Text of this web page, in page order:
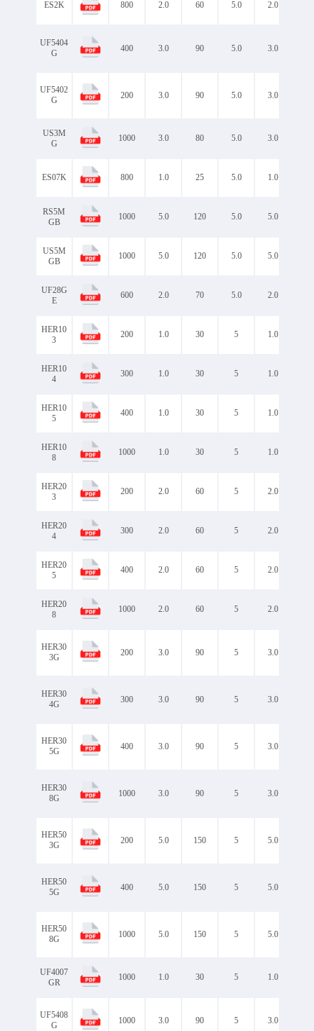
ES2K 800 2.0 60 5.0 2.0
UF5404
G
400 3.0 90 5.0 3.0
UF5402
G
200 3.0 90 5.0 3.0
US3M
G
1000 3.0 80 5.0 3.0
ES07K 800 1.0 25 5.0 1.0
RS5M
GB
1000 5.0 120 5.0 5.0
US5M
GB
1000 5.0 120 5.0 5.0
UF28G
E
600 2.0 70 5.0 2.0
HER10
3
200 1.0 30 5 1.0
HER10
4
300 1.0 30 5 1.0
HER10
5
400 1.0 30 5 1.0
HER10
8
1000 1.0 30 5 1.0
HER20
3
200 2.0 60 5 2.0
HER20
4
300 2.0 60 5 2.0
HER20
5
400 2.0 60 5 2.0
HER20
8
1000 2.0 60 5 2.0
HER30
3G
200 3.0 90 5 3.0
HER30
4G
300 3.0 90 5 3.0
HER30
5G
400 3.0 90 5 3.0
HER30
8G
1000 3.0 90 5 3.0
HER50
3G
200 5.0 150 5 5.0
HER50
5G
400 5.0 150 5 5.0
HER50
8G
1000 5.0 150 5 5.0
UF4007
GR
1000 1.0 30 5 1.0
UF5408
G
1000 3.0 90 5 3.0